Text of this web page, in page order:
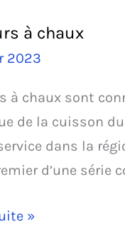
à chaux
2023
à chaux sont
de la cuisson
dans la
d’une série
»